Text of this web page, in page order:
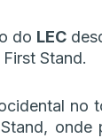
do LEC
Stand.
no
onde